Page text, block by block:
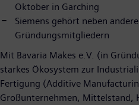
Oktober in Garching
Siemens gehört neben
Gründungsmitgliedern
Mit Bavaria Makes e.V. (in
starkes Ökosystem zur
Fertigung (Additive
Großunternehmen, Mittelstand,